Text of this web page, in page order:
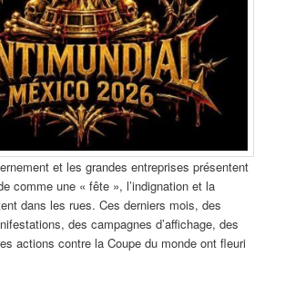
et les grandes entreprises présentent
comme une « fête », l’indignation et la
dans les rues. Ces derniers mois, des
des campagnes d’affichage, des
actions contre la Coupe du monde ont fleuri